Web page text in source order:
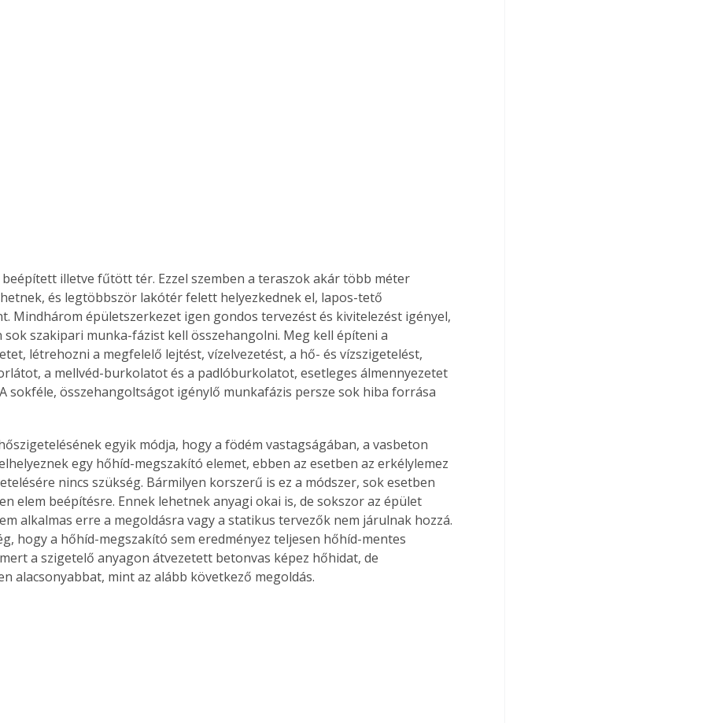
Együtt jobban megéri!
illetve fűtött tér. Ezzel szemben a teraszok akár több méter
és legtöbbször lakótér felett helyezkednek el, lapos-tető
Mindhárom épületszerkezet igen gondos tervezést és kivitelezést igényel,
sok szakipari munka-fázist kell összehangolni. Meg kell építeni a
létrehozni a megfelelő lejtést, vízelvezetést, a hő- és vízszigetelést,
a mellvéd-burkolatot és a padlóburkolatot, esetleges álmennyezetet
sokféle, összehangoltságot igénylő munkafázis persze sok hiba forrása
egy hőhíd-megszakító elemet, ebben az esetben az erkélylemez
nincs szükség. Bármilyen korszerű is ez a módszer, sok esetben
elem beépítésre. Ennek lehetnek anyagi okai is, de sokszor az épület
alkalmas erre a megoldásra vagy a statikus tervezők nem járulnak hozzá.
hogy a hőhíd-megszakító sem eredményez teljesen hőhíd-mentes
a szigetelő anyagon átvezetett betonvas képez hőhidat, de
alacsonyabbat, mint az alább következő megoldás.